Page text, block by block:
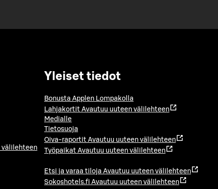
välilehteen
Yleiset tiedot
Bonusta Applen Lompakolla
Lahjakortit Avautuu uuteen välilehteen
Medialle
Tietosuoja
Oiva-raportit Avautuu uuteen välilehteen
Työpaikat Avautuu uuteen välilehteen
Etsi ja varaa tiloja Avautuu uuteen välilehteen
Sokoshotels.fi Avautuu uuteen välilehteen